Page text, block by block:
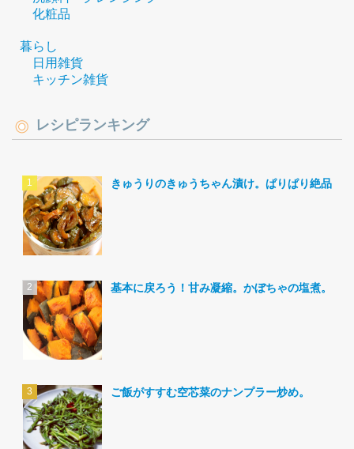
化粧品
暮らし
日用雑貨
キッチン雑貨
レシピランキング
きゅうりのきゅうちゃん漬け。ぱりぱり絶品。
基本に戻ろう！甘み凝縮。かぼちゃの塩煮。
ご飯がすすむ空芯菜のナンプラー炒め。